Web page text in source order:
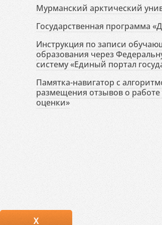
Мурманский арктический
Государственная программа
Инструкция по записи
образования через
систему «Единый портал
Памятка-навигатор с
размещения отзывов о
оценки»
X